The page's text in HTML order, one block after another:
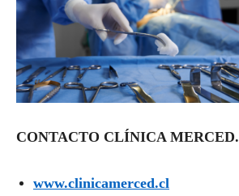
CONTACTO CLÍNICA MERCED.
www.clinicamerced.cl